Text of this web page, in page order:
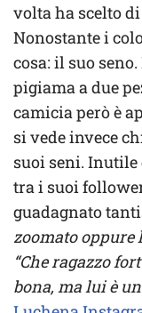
volta ha scelto
Nonostante i
cosa: il suo
pigiama a due
camicia però è
si vede invece
suoi seni. Inutile
tra i suoi
guadagnato
zoomato oppure
“Che ragazzo
bona, ma lui è